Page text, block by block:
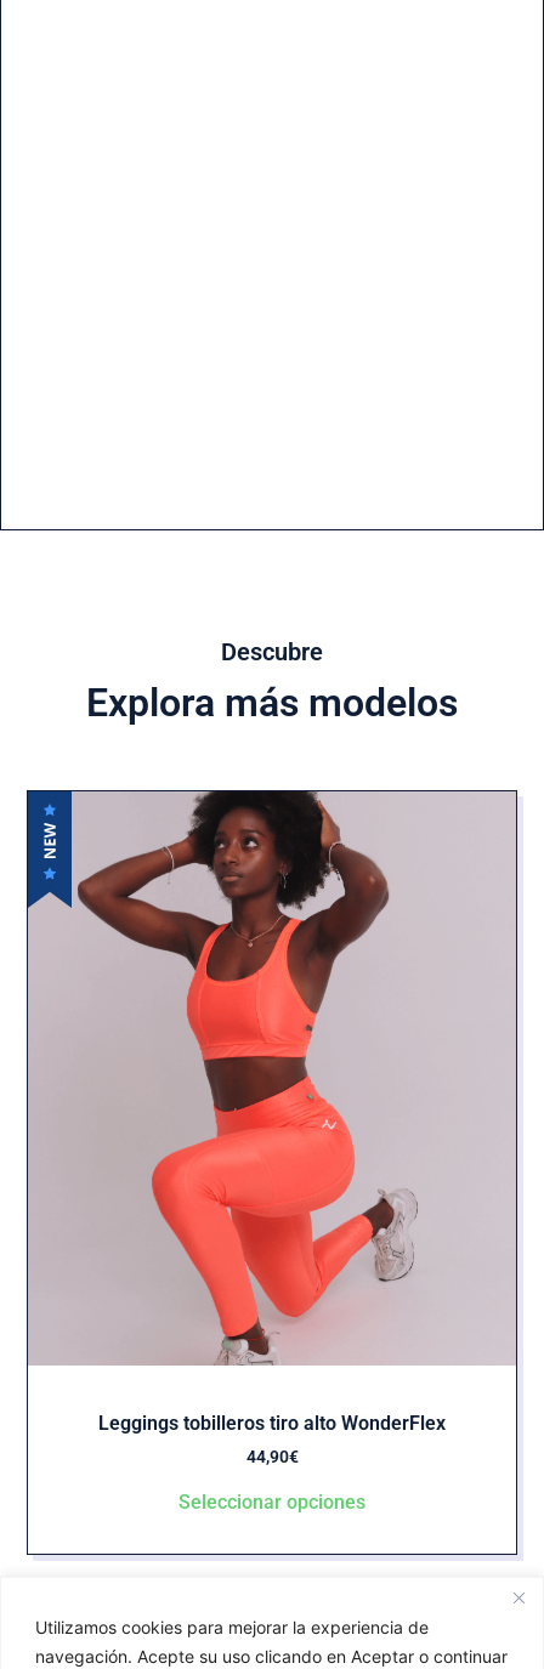
Utilizamos cookies para mejorar la experiencia de
navegación. Acepte su uso clicando en Aceptar o continuar
Descubre
Explora más modelos
Leggings tobilleros tiro alto WonderFlex
44,90€
Seleccionar opciones
25%